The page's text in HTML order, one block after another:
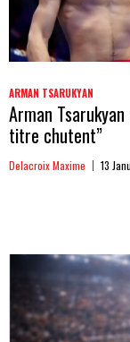
ARMAN TSARUKYAN
Arman
titre chutent”
Delacroix Maxime 13